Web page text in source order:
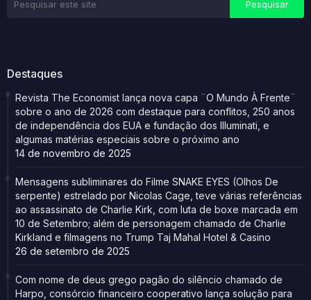
Destaques
Revista The Economist lança nova capa ¨O Mundo À Frente¨
sobre o ano de 2026 com destaque para conflitos, 250 anos
de independência dos EUA e fundação dos Illuminati, e
algumas matérias especiais sobre o próximo ano
14 de novembro de 2025
Mensagens subliminares do Filme SNAKE EYES (Olhos De
serpente) estrelado por Nicolas Cage, teve várias referências
ao assassinato de Charlie Kirk, com luta de boxe marcada em
10 de Setembro; além de personagem chamado de Charlie
Kirkland e filmagens no Trump Taj Mahal Hotel & Casino
26 de setembro de 2025
Com nome de deus grego pagão do silêncio chamado de
Harpo, consórcio financeiro cooperativo lança solução para